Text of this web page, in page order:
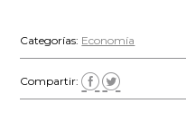
Categorías: Economía
Compartir: